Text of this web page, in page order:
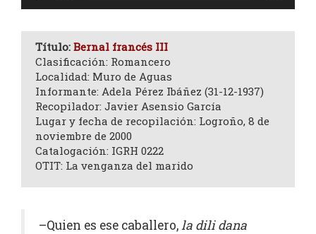
Título: Bernal francés III
Clasificación: Romancero
Localidad: Muro de Aguas
Informante: Adela Pérez Ibáñez (31-12-1937)
Recopilador: Javier Asensio García
Lugar y fecha de recopilación: Logroño, 8 de
noviembre de 2000
Catalogación: IGRH 0222
OTIT: La venganza del marido
–Quien es ese caballero,la dili dana